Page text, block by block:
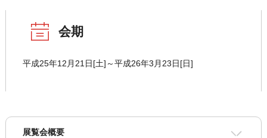
会期
平成25年12月21日[土]～平成26年3月23日[日]
展覧会概要